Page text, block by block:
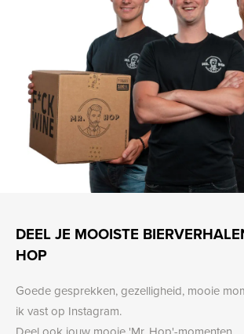
DEEL JE MOOISTE
HOP
Goede gesprekken, gezelligheid, mooie
ik vast op Instagram.